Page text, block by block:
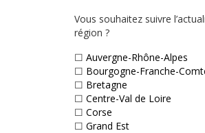
Vous souhaitez suivre
région ?
☐ Auvergne-Rhône-Alpes
☐ Bourgogne-Franche-
☐ Bretagne
☐ Centre-Val de Loire
☐ Corse
☐ Grand Est